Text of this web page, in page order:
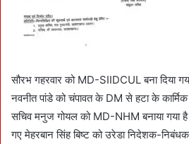
सौरभ गहरवार को MD-SIIDCUL बना दिया
नवनीत पांडे को चंपावत के DM से हटा के
सचिव मनुज गोयल को MD-NHM बनाया गया
गए मेहरबान सिंह बिष्ट को उरेडा निदेशक-